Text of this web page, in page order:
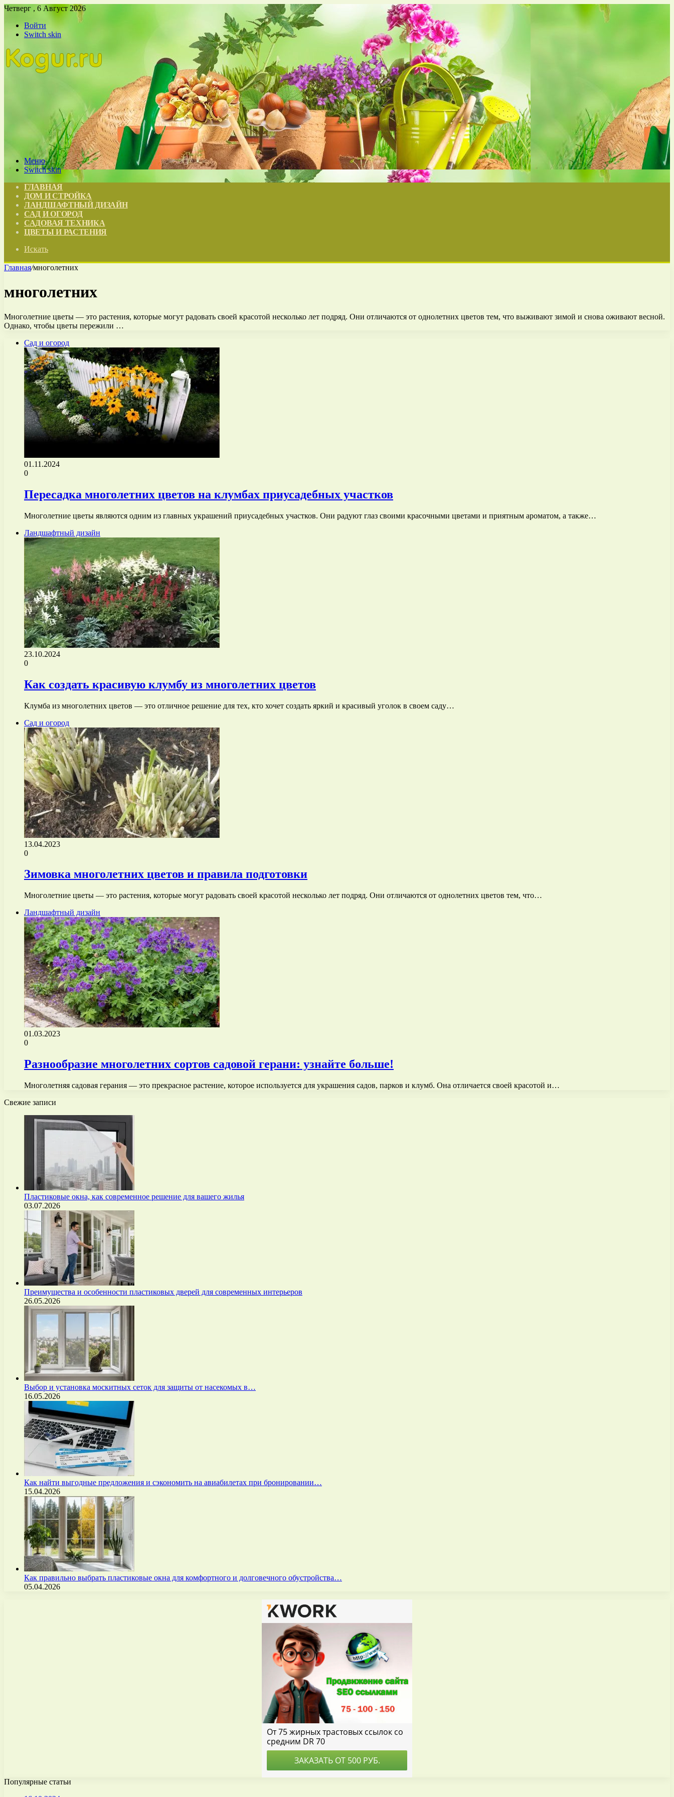
Четверг , 6 Август 2026
Войти
Switch skin
Меню
Switch skin
ГЛАВНАЯ
ДОМ И СТРОЙКА
ЛАНДШАФТНЫЙ ДИЗАЙН
САД И ОГОРОД
САДОВАЯ ТЕХНИКА
ЦВЕТЫ И РАСТЕНИЯ
Искать
Главная/многолетних
многолетних
Многолетние цветы — это растения, которые могут радовать своей красотой несколько лет подряд. Они отличаются от однолетних цветов тем, что выживают зимой и снова оживают весной.
Однако, чтобы цветы пережили …
Сад и огород
01.11.2024
0
Пересадка многолетних цветов на клумбах приусадебных участков
Многолетние цветы являются одним из главных украшений приусадебных участков. Они радуют глаз своими красочными цветами и приятным ароматом, а также…
Ландшафтный дизайн
23.10.2024
0
Как создать красивую клумбу из многолетних цветов
Клумба из многолетних цветов — это отличное решение для тех, кто хочет создать яркий и красивый уголок в своем саду…
Сад и огород
13.04.2023
0
Зимовка многолетних цветов и правила подготовки
Многолетние цветы — это растения, которые могут радовать своей красотой несколько лет подряд. Они отличаются от однолетних цветов тем, что…
Ландшафтный дизайн
01.03.2023
0
Разнообразие многолетних сортов садовой герани: узнайте больше!
Многолетняя садовая герания — это прекрасное растение, которое используется для украшения садов, парков и клумб. Она отличается своей красотой и…
Свежие записи
Пластиковые окна, как современное решение для вашего жилья
03.07.2026
Преимущества и особенности пластиковых дверей для современных интерьеров
26.05.2026
Выбор и установка москитных сеток для защиты от насекомых в…
16.05.2026
Как найти выгодные предложения и сэкономить на авиабилетах при бронировании…
15.04.2026
Как правильно выбрать пластиковые окна для комфортного и долговечного обустройства…
05.04.2026
Популярные статьи